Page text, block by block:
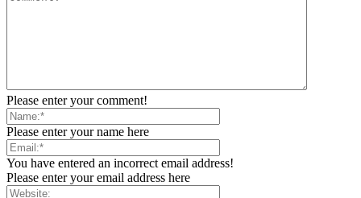
Please enter your comment!
Please enter your name here
You have entered an incorrect email address!
Please enter your email address here